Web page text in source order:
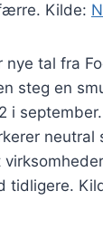
Kilde:
nye tal fra
steg en
i
neutral
tidligere.